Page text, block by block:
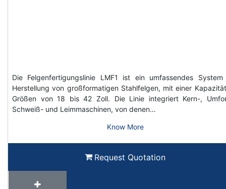
Die Felgenfertigungslinie LMF1 ist ein umfassendes
Herstellung von großformatigen Stahlfelgen, mit einer
Größen von 18 bis 42 Zoll. Die Linie integriert Kern-,
Schweiß- und Leimmaschinen, von denen…
Know More
Request Quotation